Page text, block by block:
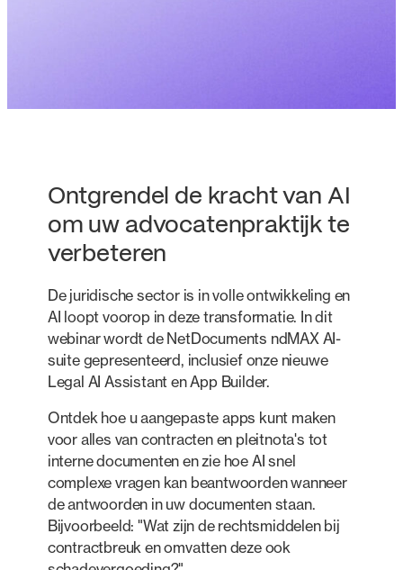
Ontgrendel de kracht van AI
om uw advocatenpraktijk te
verbeteren
De juridische sector is in volle ontwikkeling en
AI loopt voorop in deze transformatie. In dit
webinar wordt de NetDocuments ndMAX AI-
suite gepresenteerd, inclusief onze nieuwe
Legal AI Assistant en App Builder.
Ontdek hoe u aangepaste apps kunt maken
voor alles van contracten en pleitnota's tot
interne documenten en zie hoe AI snel
complexe vragen kan beantwoorden wanneer
de antwoorden in uw documenten staan.
Bijvoorbeeld: "Wat zijn de rechtsmiddelen bij
contractbreuk en omvatten deze ook